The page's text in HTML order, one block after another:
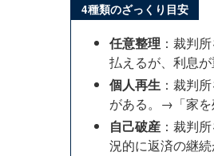
4種類のざっくり目安
任意整理 ：裁判
払えるが、利息
個人再生 ：裁判
がある。→「家を
自己破産 ：裁判
況的に返済の継